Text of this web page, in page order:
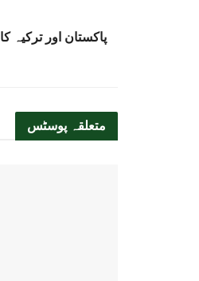
پاکستان اور ترکیہ
متعلقہ پوسٹس